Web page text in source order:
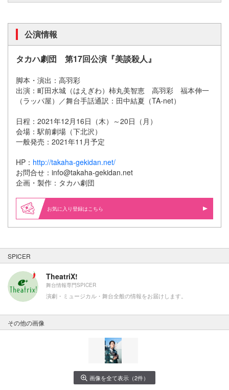
公演情報
タカハ劇団 第17回公演『美談殺人』
脚本・演出：高羽彩
出演：町田水城（はえぎわ）柿丸美智恵 高羽彩 福本伸一
（ラッパ屋）／舞台手話通訳：田中結夏（TA-net）
日程：2021年12月16日（木）～20日（月）
会場：駅前劇場（下北沢）
一般発売：2021年11月予定
HP： http://takaha-gekidan.net/
お問合せ：info@takaha-gekidan.net
企画・製作：タカハ劇団
お気に入り登録はこちら
SPICER
TheatriX!
舞台情報専門SPICER
演劇・ミュージカル・舞台全般の情報をお届けします。
その他の画像
画像を全て表示（2件）